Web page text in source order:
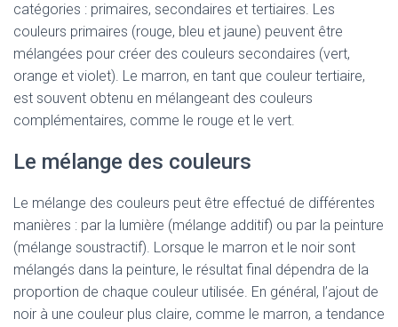
catégories : primaires, secondaires et tertiaires. Les
couleurs primaires (rouge, bleu et jaune) peuvent être
mélangées pour créer des couleurs secondaires (vert,
orange et violet). Le marron, en tant que couleur tertiaire,
est souvent obtenu en mélangeant des couleurs
complémentaires, comme le rouge et le vert.
Le mélange des couleurs
Le mélange des couleurs peut être effectué de différentes
manières : par la lumière (mélange additif) ou par la peinture
(mélange soustractif). Lorsque le marron et le noir sont
mélangés dans la peinture, le résultat final dépendra de la
proportion de chaque couleur utilisée. En général, l’ajout de
noir à une couleur plus claire, comme le marron, a tendance